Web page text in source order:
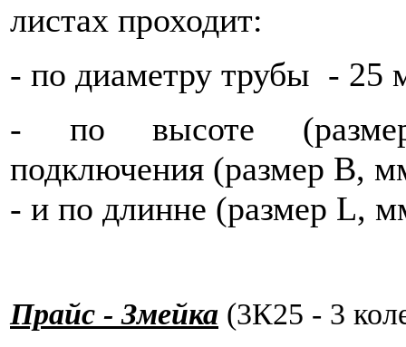
листах проходит:
- по диаметру трубы - 25
- по высоте (размер
подключения (размер В,
- и по длинне (размер L,
Прайс - Змейка (3К25 - 3